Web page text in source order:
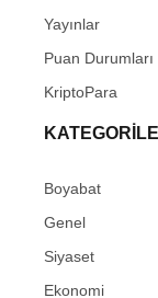
Yayınlar
Puan Durumları
KriptoPara
Boyabat
Genel
Siyaset
Ekonomi